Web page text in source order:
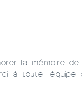
la mémoire
à toute